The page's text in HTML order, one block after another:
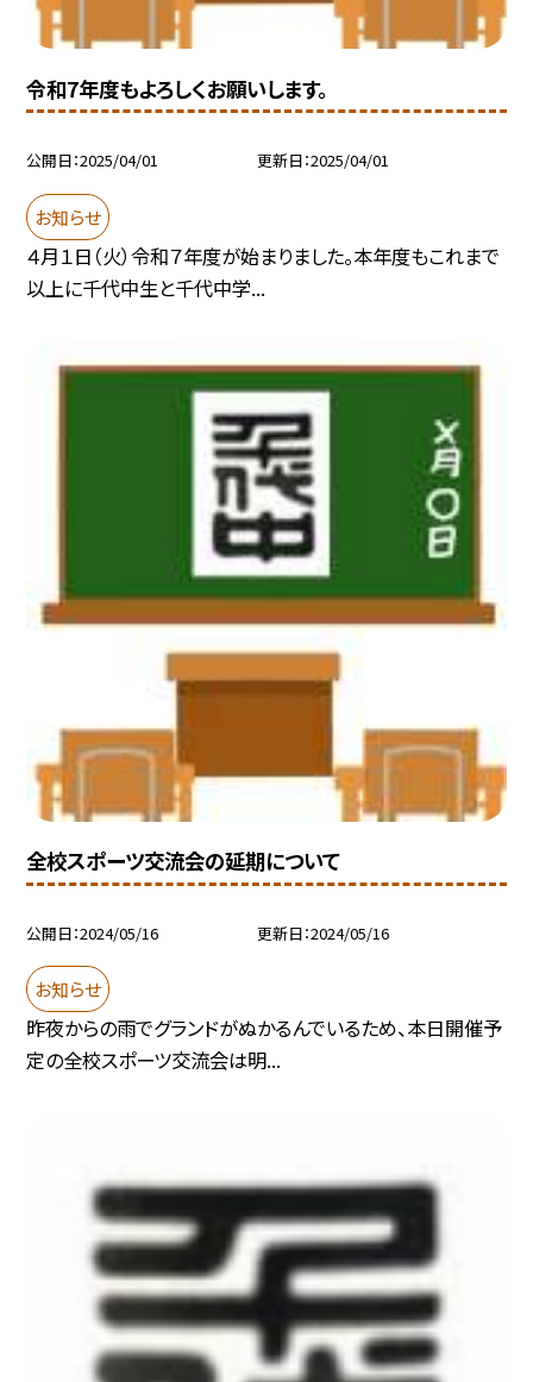
令和7年度もよろしくお願いします。
公開日 2025/04/01 更新日 2025/04/01
お知らせ
４月１日（火）令和７年度が始まりました。本年度もこれまで
以上に千代中生と千代中学...
全校スポーツ交流会の延期について
公開日 2024/05/16 更新日 2024/05/16
お知らせ
昨夜からの雨でグランドがぬかるんでいるため、本日開催予
定の全校スポーツ交流会は明...